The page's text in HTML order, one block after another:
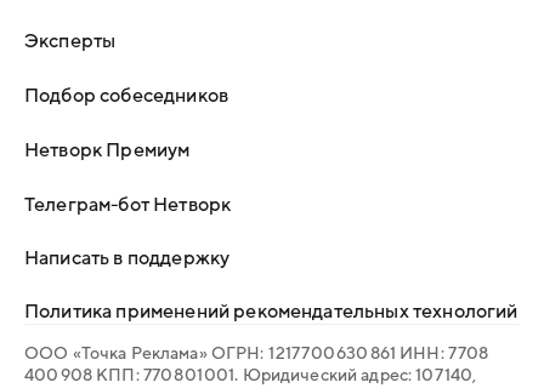
Эксперты
Подбор собеседников
Нетворк Премиум
Телеграм-бот Нетворк
Написать в поддержку
Политика применений рекомендательных технологий
ООО «Точка Реклама» ОГРН: 1 217 700 630 861 ИНН: 7 708
400 908 КПП: 770 801 001. Юридический адрес: 107 140,